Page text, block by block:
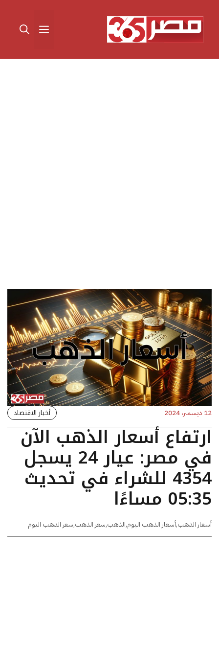
المحتوى القائمة
12 ديسمبر، 2024 أخبار الاقتصاد
ارتفاع أسعار الذهب الآن
في مصر: عيار 24 يسجل
4354 للشراء في تحديث
05:35 مساءًا
أسعار الذهب,أسعار الذهب اليوم,الذهب,سعر الذهب,سعر الذهب اليوم